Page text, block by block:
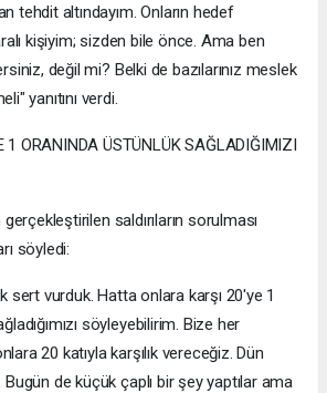
tehdit altındayım. Onların hedef
kişiyim; sizden bile önce. Ama ben
değil mi? Belki de bazılarınız meslek
yanıtını verdi.
1 ORANINDA ÜSTÜNLÜK SAĞLADIĞIMIZI
saldırıların sorulması
söyledi:
sert vurduk. Hatta onlara karşı 20'ye 1
söyleyebilirim. Bize her
20 katıyla karşılık vereceğiz. Dün
de küçük çaplı bir şey yaptılar ama